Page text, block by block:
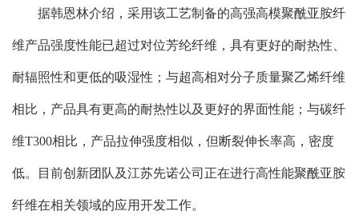
据韩恩林介绍，采用该工艺制备的高强高模聚酰亚胺纤
维产品强度性能已超过对位芳纶纤维，具有更好的耐热性、
耐辐照性和更低的吸湿性；与超高相对分子质量聚乙烯纤维
相比，产品具有更高的耐热性以及更好的界面性能；与碳纤
维T300相比，产品拉伸强度相似，但断裂伸长率高，密度
低。目前创新团队及江苏先诺公司正在进行高性能聚酰亚胺
纤维在相关领域的应用开发工作。